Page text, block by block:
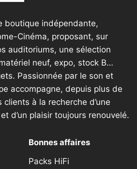
boutique indépendante,
Cinéma, proposant, sur
auditoriums, une sélection
neuf, expo, stock B…
Passionnée par le son et
accompagne, depuis plus de
à la recherche d’une
d’un plaisir toujours renouvelé.
Bonnes affaires
Packs HiFi